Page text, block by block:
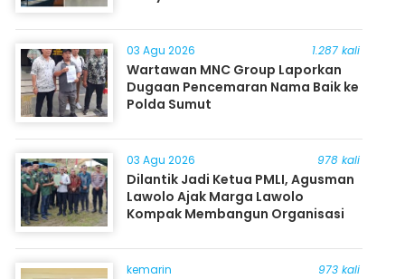
03 Agu 2026 1.287 kali
Wartawan MNC Group Laporkan
Dugaan Pencemaran Nama Baik ke
Polda Sumut
03 Agu 2026 978 kali
Dilantik Jadi Ketua PMLI, Agusman
Lawolo Ajak Marga Lawolo
Kompak Membangun Organisasi
kemarin 973 kali